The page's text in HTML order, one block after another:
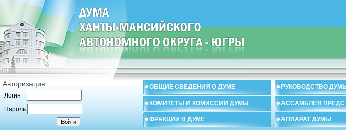
Авторизация
Логин
Пароль
ОБЩИЕ СВЕДЕНИЯ О ДУМЕ РУКОВОДСТВО ДУМЫ
КОМИТЕТЫ И КОМИССИИ ДУМЫ АССАМБЛЕЯ
ФРАКЦИИ В ДУМЕ АППАРАТ ДУМЫ